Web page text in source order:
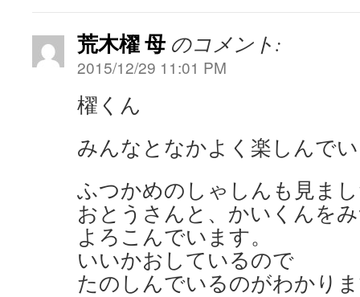
荒木櫂 母 のコメント:
2015/12/29 11:01 PM
櫂くん
みんなとなかよく楽しんで
ふつかめのしゃしんも見ま
おとうさんと、かいくんを
よろこんでいます。
いいかおしているので
たのしんでいるのがわかり